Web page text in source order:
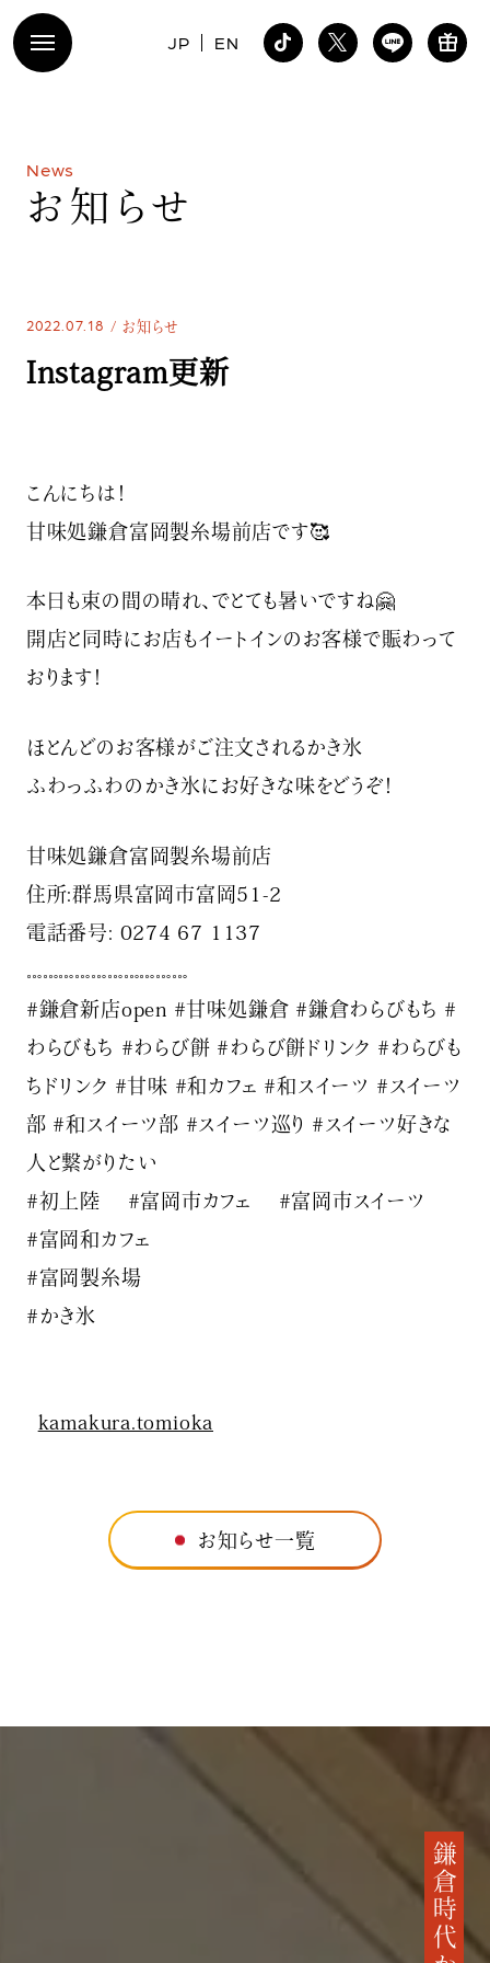
JP EN
News
お 知 ら せ
2022.07.18 お知らせ
Instagram更新
こんにちは！
甘味処鎌倉富岡製糸場前店です🥰
本日も束の間の晴れ、でとても暑いですね🤗
開店と同時にお店もイートインのお客様で賑わって
おります！
ほとんどのお客様がご注文されるかき氷
ふわっふわのかき氷にお好きな味をどうぞ！
甘味処鎌倉富岡製糸場前店
住所:群馬県富岡市富岡51-2
電話番号: 0274 67 1137
#鎌倉新店open #甘味処鎌倉 #鎌倉わらびもち #
わらびもち #わらび餅 #わらび餅ドリンク #わらびも
ちドリンク #甘味 #和カフェ #和スイーツ #スイーツ
部 #和スイーツ部 #スイーツ巡り #スイーツ好きな
人と繋がりたい
#初上陸 #富岡市カフェ #富岡市スイーツ
#富岡和カフェ
#富岡製糸場
#かき氷
kamakura.tomioka
お知らせ一覧